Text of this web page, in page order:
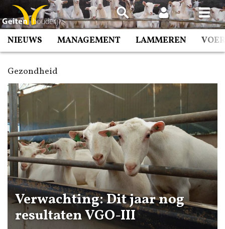
Spring
naar
inhoud
NIEUWS MANAGEMENT LAMMEREN
Gezondheid
Verwachting: Dit jaar nog
resultaten VGO-III